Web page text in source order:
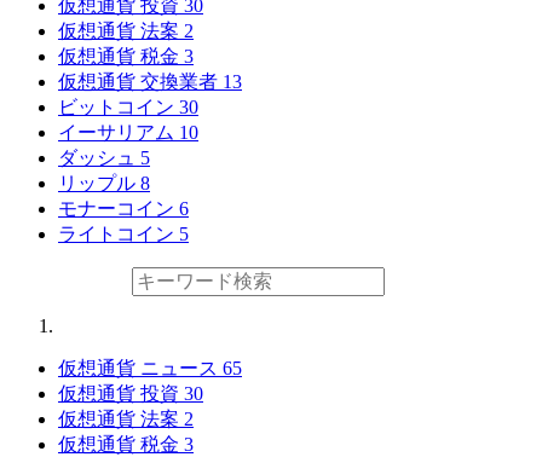
仮想通貨 投資 30
仮想通貨 法案 2
仮想通貨 税金 3
仮想通貨 交換業者 13
ビットコイン 30
イーサリアム 10
ダッシュ 5
リップル 8
モナーコイン 6
ライトコイン 5
仮想通貨 ニュース 65
仮想通貨 投資 30
仮想通貨 法案 2
仮想通貨 税金 3